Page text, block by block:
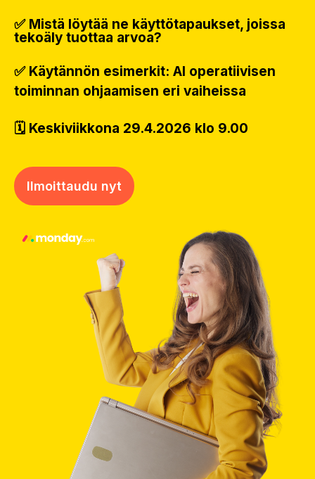
✅ Mistä löytää ne käyttötapaukset, joissa
tekoäly tuottaa arvoa?
✅ Käytännön esimerkit: AI operatiivisen
toiminnan ohjaamisen eri vaiheissa
🗓️ Keskiviikkona 29.4.2026 klo 9.00
Ilmoittaudu nyt